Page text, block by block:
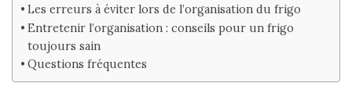
Les erreurs à éviter lors de l’organisation du frigo
Entretenir l’organisation : conseils pour un frigo
toujours sain
Questions fréquentes